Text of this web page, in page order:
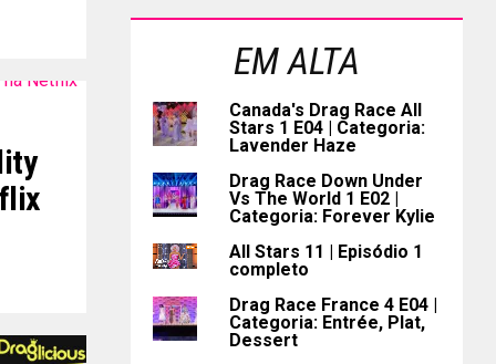
EM ALTA
Canada's Drag Race All
Stars 1 E04 | Categoria:
Lavender Haze
Drag Race Down Under
Vs The World 1 E02 |
Categoria: Forever Kylie
All Stars 11 | Episódio 1
completo
Drag Race France 4 E04 |
Categoria: Entrée, Plat,
Dessert